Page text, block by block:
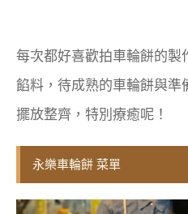
每次都好喜歡拍車輪餅的製
餡料，待成熟的車輪餅與準
擺放整齊，特別療癒呢！
永樂車輪餅 菜單